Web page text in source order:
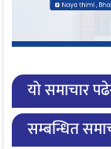
यो समाचार
सम्बन्धित